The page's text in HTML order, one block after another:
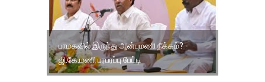
பாமகவில் இருந்து அன்புமணி நீக்கம்? -
ஜி.கே.மணி பரபரப்பு பேட்டி